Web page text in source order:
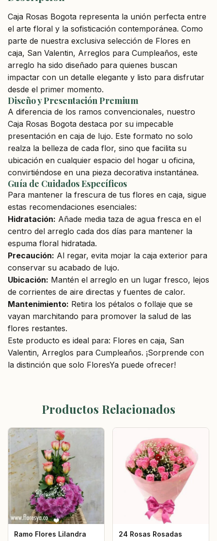
Caja Rosas Bogota representa la unión perfecta entre
el arte floral y la sofisticación contemporánea. Como
parte de nuestra exclusiva selección de Flores en
caja, San Valentin, Arreglos para Cumpleaños, este
arreglo ha sido diseñado para quienes buscan
impactar con un detalle elegante y listo para disfrutar
desde el primer momento.
Diseño y Presentación Premium
A diferencia de los ramos convencionales, nuestro
Caja Rosas Bogota destaca por su impecable
presentación en caja de lujo. Este formato no solo
realza la belleza de cada flor, sino que facilita su
ubicación en cualquier espacio del hogar u oficina,
convirtiéndose en una pieza decorativa instantánea.
Guía de Cuidados Específicos
Para mantener la frescura de tus flores en caja, sigue
estas recomendaciones esenciales:
Hidratación: Añade media taza de agua fresca en el
centro del arreglo cada dos días para mantener la
espuma floral hidratada.
Precaución: Al regar, evita mojar la caja exterior para
conservar su acabado de lujo.
Ubicación: Mantén el arreglo en un lugar fresco, lejos
de corrientes de aire directas y fuentes de calor.
Mantenimiento: Retira los pétalos o follaje que se
vayan marchitando para promover la salud de las
flores restantes.
Este producto es ideal para: Flores en caja, San
Valentin, Arreglos para Cumpleaños. ¡Sorprende con
la distinción que solo FloresYa puede ofrecer!
Productos Relacionados
Ramo Flores Lilandra 24 Rosas Rosadas